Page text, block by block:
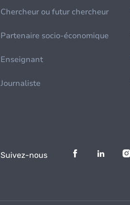
Chercheur ou futur chercheur
Partenaire socio-économique
Enseignant
Journaliste
Suivez-nous